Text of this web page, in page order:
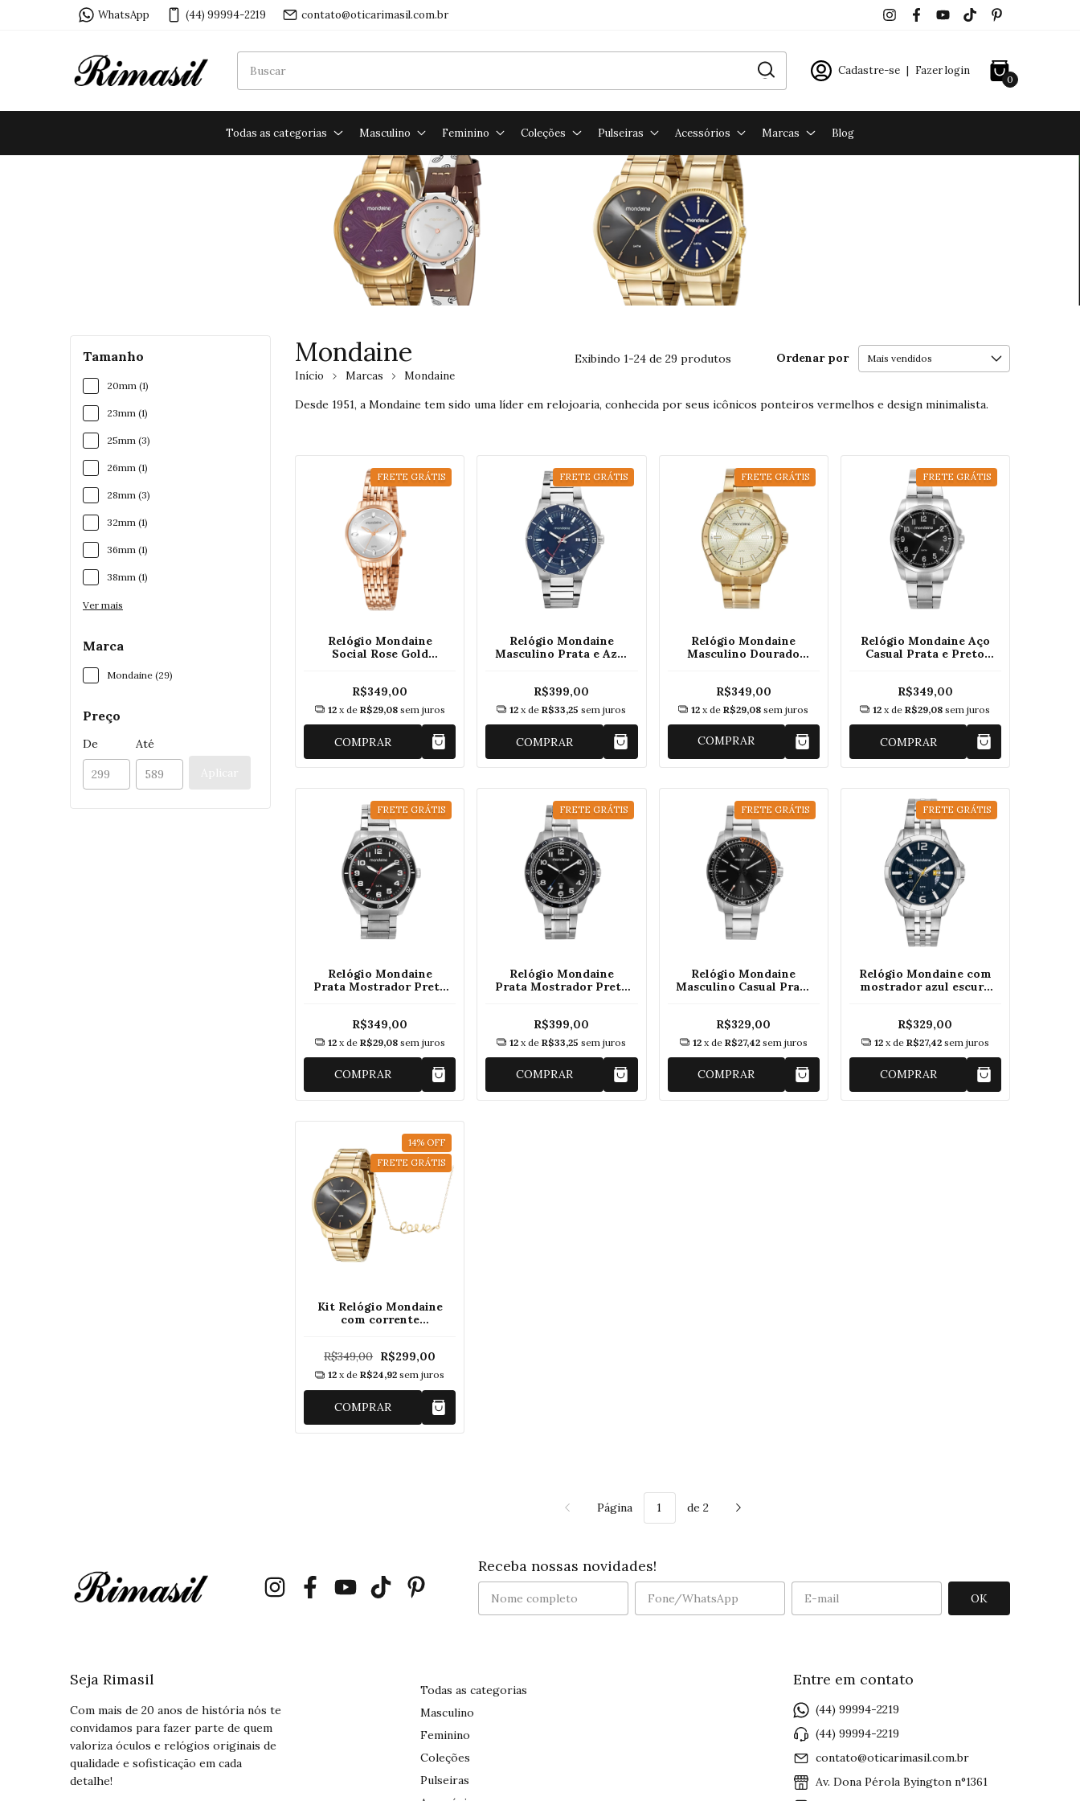
WhatsApp (44) 99994-2219 contato@oticarimasil.com.br
Cadastre-se | Fazer login
0
Todas as categorias Masculino Feminino Coleções Pulseiras Acessórios Marcas Blog
Tamanho
20mm (1)
23mm (1)
25mm (3)
26mm (1)
28mm (3)
32mm (1)
36mm (1)
38mm (1)
Ver mais
Marca
Mondaine (29)
Preço
De
Até
Aplicar
Mondaine
Início Marcas Mondaine
Exibindo 1-24 de 29 produtos Ordenar por
Desde 1951, a Mondaine tem sido uma líder em relojoaria, conhecida por seus icônicos ponteiros vermelhos e design minimalista.
FRETE GRÁTIS
Relógio Mondaine
Social Rose Gold
R$349,00
12 x de R$29,08 sem juros
COMPRAR
FRETE GRÁTIS
Relógio Mondaine
Masculino Prata e Azul
R$399,00
12 x deR$33,25 sem juros
COMPRAR
FRETE GRÁTIS
Relógio Mondaine
Masculino Dourado
R$349,00
12 x deR$29,08 sem juros
COMPRAR
FRETE GRÁTIS
Relógio Mondaine Aço
Casual Prata e Preto
R$349,00
12 x deR$29,08 sem juros
COMPRAR
FRETE GRÁTIS
Relógio Mondaine
Prata Mostrador Preto
R$349,00
12 x de R$29,08 sem juros
COMPRAR
FRETE GRÁTIS
Relógio Mondaine
Prata Mostrador Preto
R$399,00
12 x deR$33,25 sem juros
COMPRAR
FRETE GRÁTIS
Relógio Mondaine
Masculino Casual Prata
R$329,00
12 x de R$27,42 sem juros
COMPRAR
FRETE GRÁTIS
Relógio Mondaine com
mostrador azul escuro
R$329,00
12 x de R$27,42 sem juros
COMPRAR
14% OFF
FRETE GRÁTIS
Kit Relógio Mondaine
com corrente
R$349,00 R$299,00
12 x deR$24,92 sem juros
COMPRAR
Página de 2
Receba nossas novidades!
Seja Rimasil
Com mais de 20 anos de história nós te
convidamos para fazer parte de quem
valoriza óculos e relógios originais de
qualidade e sofisticação em cada
detalhe!
Todas as categorias
Masculino
Feminino
Coleções
Pulseiras
Entre em contato
(44) 99994-2219
(44) 99994-2219
contato@oticarimasil.com.br
Av. Dona Pérola Byington n°1361